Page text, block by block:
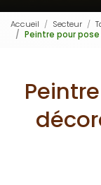
Accueil Secteur
Peintre pour